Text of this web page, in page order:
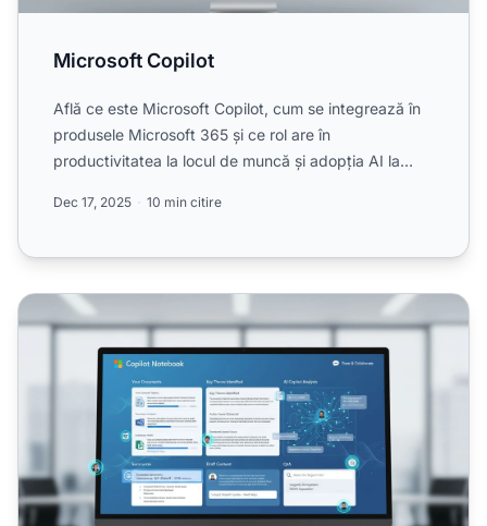
Microsoft Copilot
Află ce este Microsoft Copilot, cum se integrează în
produsele Microsoft 365 și ce rol are în
productivitatea la locul de muncă și adopția AI la
Dec 17, 2025 10 min citire
Microsoft Copilot Notebook